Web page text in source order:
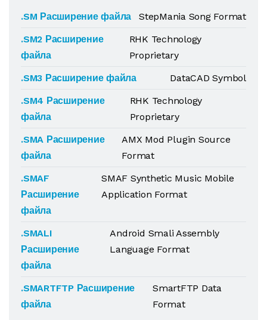
.SM Расширение файла
StepMania Song Format
.SM2 Расширение
файла
RHK Technology
Proprietary
.SM3 Расширение файла
DataCAD Symbol
.SM4 Расширение
файла
RHK Technology
Proprietary
.SMA Расширение
файла
AMX Mod Plugin Source
Format
.SMAF
Расширение
файла
SMAF Synthetic Music Mobile
Application Format
.SMALI
Расширение
файла
Android Smali Assembly
Language Format
.SMARTFTP Расширение
файла
SmartFTP Data
Format